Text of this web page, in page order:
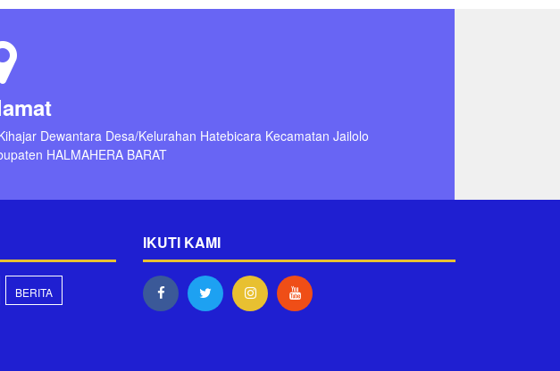
Dewantara Desa/Kelurahan Hatebicara Kecamatan Jailolo
HALMAHERA BARAT
BERITA
IKUTI KAMI